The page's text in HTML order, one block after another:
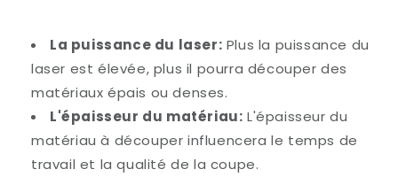
La puissance du laser: Plus la puissance du
laser est élevée, plus il pourra découper des
matériaux épais ou denses.
L'épaisseur du matériau: L'épaisseur du
matériau à découper influencera le temps de
travail et la qualité de la coupe.